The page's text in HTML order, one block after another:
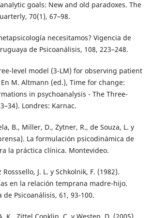
goals: New and old paradoxes. The
70(1), 67–98.
necesitamos? Vigencia de
de Psicoanálisis, 108, 223–248.
level model (3-LM) for observing patient
M. Altmann (ed.), Time for change:
in psychoanalysis - The Three-
Londres: Karnac.
B., Miller, D., Zytner, R., de Souza, L. y
La formulación psicodinámica de
la práctica clínica. Montevideo.
J. L. y Schkolnik, F. (1982).
en la relación temprana madre-hijo.
de Psicoanálisis, 61, 93-100.